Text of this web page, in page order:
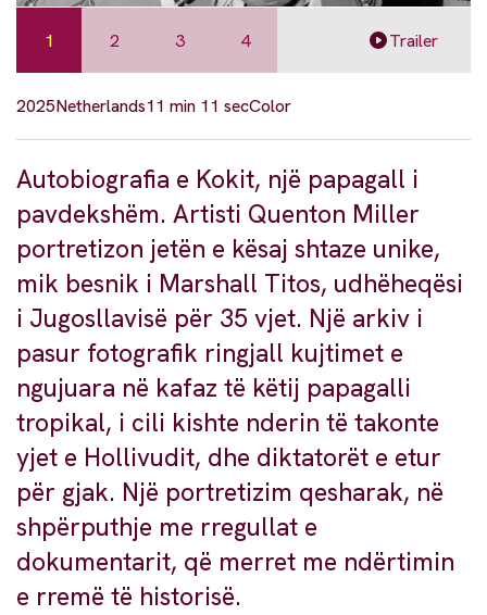
1 2 3 4 Trailer
2025Netherlands11 min 11 secColor
Autobiografia e Kokit, një papagall i
pavdekshëm. Artisti Quenton Miller
portretizon jetën e kësaj shtaze unike,
mik besnik i Marshall Titos, udhëheqësi
i Jugosllavisë për 35 vjet. Një arkiv i
pasur fotografik ringjall kujtimet e
ngujuara në kafaz të këtij papagalli
tropikal, i cili kishte nderin të takonte
yjet e Hollivudit, dhe diktatorët e etur
për gjak. Një portretizim qesharak, në
shpërputhje me rregullat e
dokumentarit, që merret me ndërtimin
e rremë të historisë.